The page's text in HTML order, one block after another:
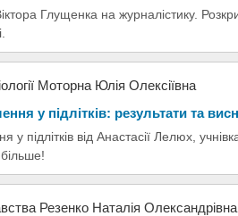
Глущенка на журналістику.
Моторна Юлія Олексіївна
у підлітків: результати та
у підлітків від Анастасії Лелюх,
Резенко Наталія Олександрівна